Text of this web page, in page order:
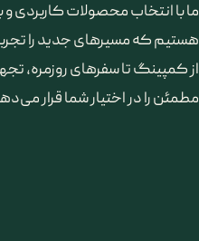
ما با انتخاب محصولات کاربردی
هستیم که مسیرهای جدید را
از کمپینگ تا سفرهای روزمره،
مطمئن را در اختیار شما قرار